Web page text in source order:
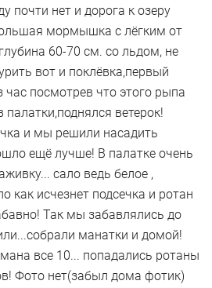
почти нет и дорога к озеру
мормышка с лёгким от
60-70 см. со льдом, не
вот и поклёвка,первый
час посмотрев что этого рыпа
палатки,поднялся ветерок!
и мы решили насадить
ещё лучше! В палатке очень
сало ведь белое ,
как исчезнет подсечка и ротан
Так мы забавлялись до
манатки и домой!
все 10... попадались ротаны
Фото нет(забыл дома фотик)